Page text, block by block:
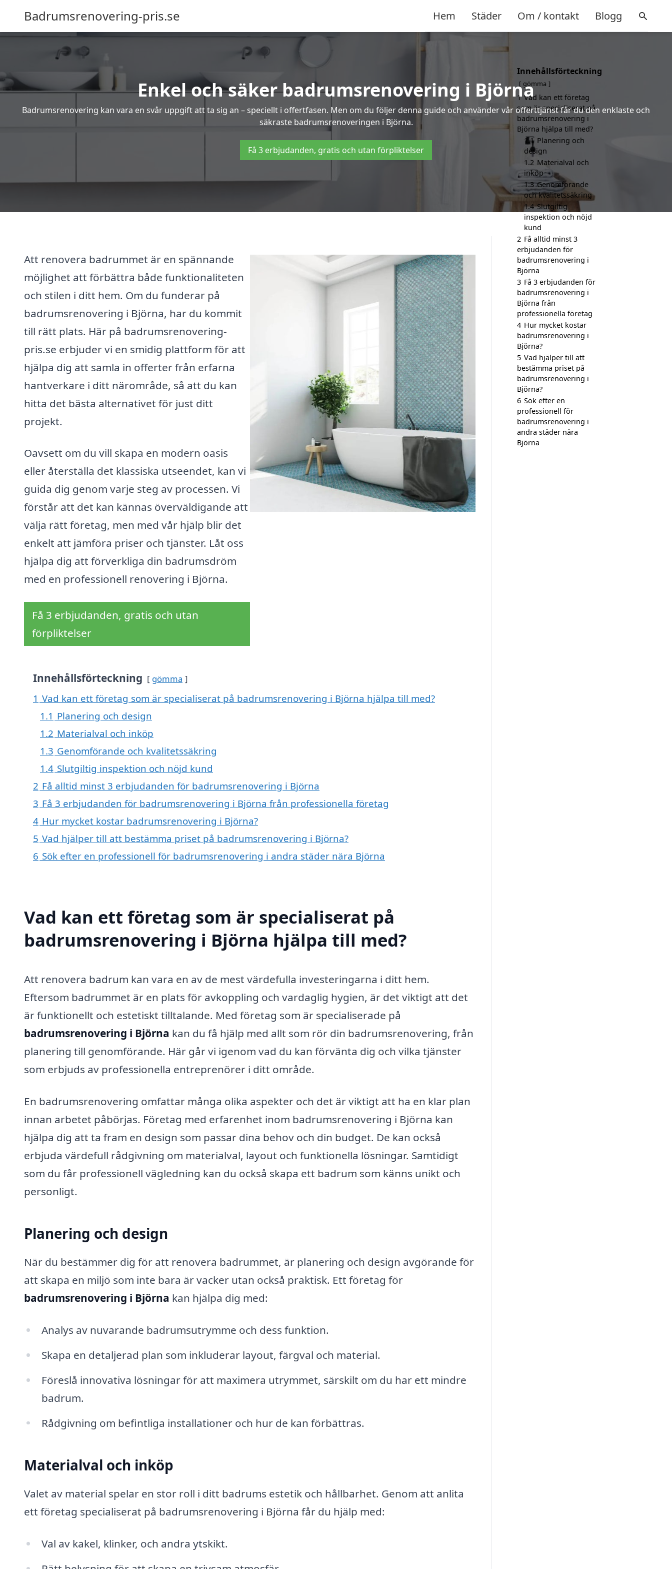
Badrumsrenovering-pris.se Hem Städer Om / kontakt Blogg
Enkel och säker badrumsrenovering i Björna
Badrumsrenovering kan vara en svår uppgift att ta sig an – speciellt i offertfasen. Men om du följer denna guide och använder vår offerttjänst får du den enklaste och
säkraste badrumsrenoveringen i Björna.
Få 3 erbjudanden, gratis och utan förpliktelser
Att renovera badrummet är en spännande
möjlighet att förbättra både funktionaliteten
och stilen i ditt hem. Om du funderar på
badrumsrenovering i Björna, har du kommit
till rätt plats. Här på badrumsrenovering-
pris.se erbjuder vi en smidig plattform för att
hjälpa dig att samla in offerter från erfarna
hantverkare i ditt närområde, så att du kan
hitta det bästa alternativet för just ditt
projekt.
Oavsett om du vill skapa en modern oasis
eller återställa det klassiska utseendet, kan vi
guida dig genom varje steg av processen. Vi
förstår att det kan kännas överväldigande att
välja rätt företag, men med vår hjälp blir det
enkelt att jämföra priser och tjänster. Låt oss
hjälpa dig att förverkliga din badrumsdröm
med en professionell renovering i Björna.
Få 3 erbjudanden, gratis och utan
förpliktelser
Innehållsförteckning gömma
1 Vad kan ett företag som är specialiserat på badrumsrenovering i Björna hjälpa till med?
1.1 Planering och design
1.2 Materialval och inköp
1.3 Genomförande och kvalitetssäkring
1.4 Slutgiltig inspektion och nöjd kund
2 Få alltid minst 3 erbjudanden för badrumsrenovering i Björna
3 Få 3 erbjudanden för badrumsrenovering i Björna från professionella företag
4 Hur mycket kostar badrumsrenovering i Björna?
5 Vad hjälper till att bestämma priset på badrumsrenovering i Björna?
6 Sök efter en professionell för badrumsrenovering i andra städer nära Björna
Vad kan ett företag som är specialiserat på
badrumsrenovering i Björna hjälpa till med?
Att renovera badrum kan vara en av de mest värdefulla investeringarna i ditt hem.
Eftersom badrummet är en plats för avkoppling och vardaglig hygien, är det viktigt att det
är funktionellt och estetiskt tilltalande. Med företag som är specialiserade på
badrumsrenovering i Björna kan du få hjälp med allt som rör din badrumsrenovering, från
planering till genomförande. Här går vi igenom vad du kan förvänta dig och vilka tjänster
som erbjuds av professionella entreprenörer i ditt område.
En badrumsrenovering omfattar många olika aspekter och det är viktigt att ha en klar plan
innan arbetet påbörjas. Företag med erfarenhet inom badrumsrenovering i Björna kan
hjälpa dig att ta fram en design som passar dina behov och din budget. De kan också
erbjuda värdefull rådgivning om materialval, layout och funktionella lösningar. Samtidigt
som du får professionell vägledning kan du också skapa ett badrum som känns unikt och
personligt.
Planering och design
När du bestämmer dig för att renovera badrummet, är planering och design avgörande för
att skapa en miljö som inte bara är vacker utan också praktisk. Ett företag för
badrumsrenovering i Björna kan hjälpa dig med:
Analys av nuvarande badrumsutrymme och dess funktion.
Skapa en detaljerad plan som inkluderar layout, färgval och material.
Föreslå innovativa lösningar för att maximera utrymmet, särskilt om du har ett mindre
badrum.
Rådgivning om befintliga installationer och hur de kan förbättras.
Materialval och inköp
Valet av material spelar en stor roll i ditt badrums estetik och hållbarhet. Genom att anlita
ett företag specialiserat på badrumsrenovering i Björna får du hjälp med:
Val av kakel, klinker, och andra ytskikt.
Innehållsförteckning
gömma
1 Vad kan ett företag
som är specialiserat på
badrumsrenovering i
Björna hjälpa till med?
1.1 Planering och
design
1.2 Materialval och
inköp
1.3 Genomförande
och kvalitetssäkring
1.4 Slutgiltig
inspektion och nöjd
kund
2 Få alltid minst 3
erbjudanden för
badrumsrenovering i
Björna
3 Få 3 erbjudanden för
badrumsrenovering i
Björna från
professionella företag
4 Hur mycket kostar
badrumsrenovering i
Björna?
5 Vad hjälper till att
bestämma priset på
badrumsrenovering i
Björna?
6 Sök efter en
professionell för
badrumsrenovering i
andra städer nära
Björna